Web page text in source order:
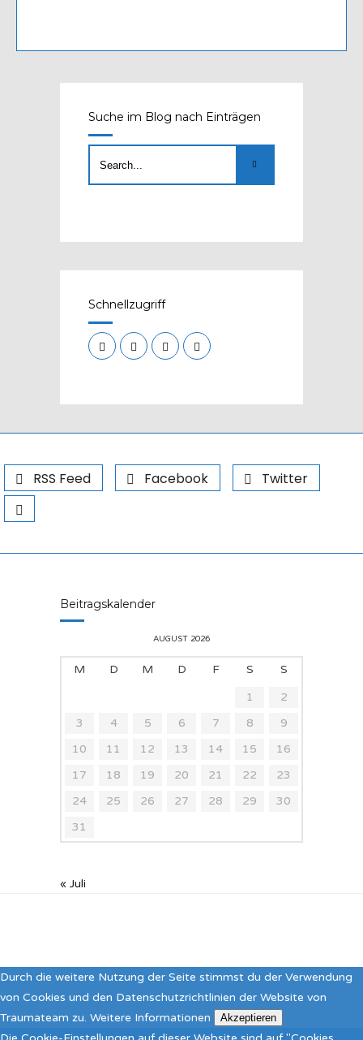
Suche im Blog nach Einträgen
Schnellzugriff
RSS Feed Facebook Twitter
Beitragskalender
AUGUST 2026
M D M D F S
S
1
2
3
4 5 6 7 8
9
10
11 12 13 14 15
16
17
18 19 20 21 22
23
24
25 26 27 28 29
30
31
« Juli
Durch die weitere Nutzung der Seite stimmst du der Verwendung
von Cookies und den Datenschutzrichtlinien der Website von
Traumateam zu. Weitere Informationen Akzeptieren